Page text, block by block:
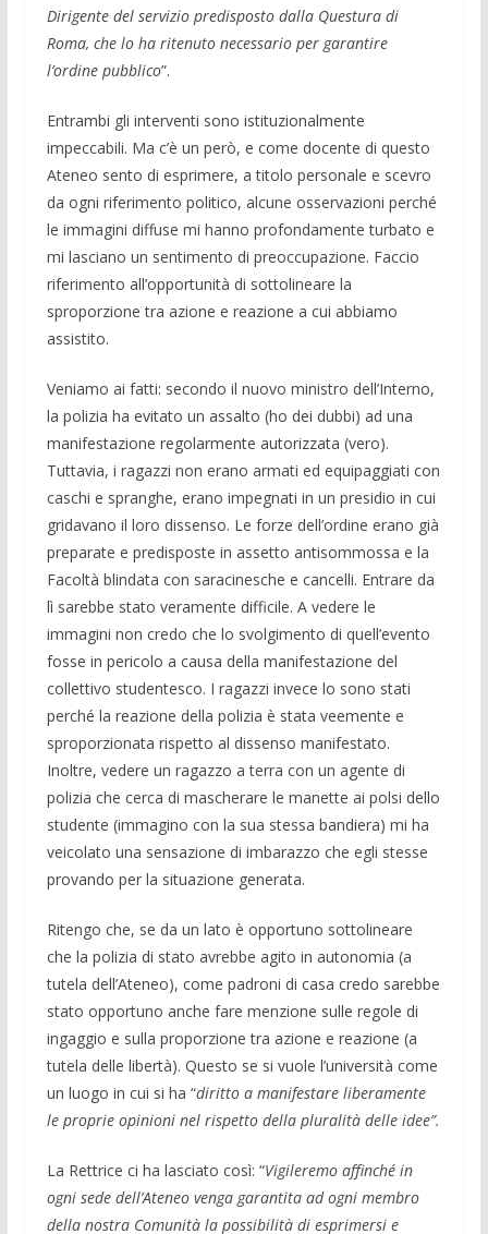
Dirigente del servizio predisposto dalla Questura di
Roma, che lo ha ritenuto necessario per garantire
l’ordine pubblico”.
Entrambi gli interventi sono istituzionalmente
impeccabili. Ma c’è un però, e come docente di questo
Ateneo sento di esprimere, a titolo personale e scevro
da ogni riferimento politico, alcune osservazioni perché
le immagini diffuse mi hanno profondamente turbato e
mi lasciano un sentimento di preoccupazione. Faccio
riferimento all’opportunità di sottolineare la
sproporzione tra azione e reazione a cui abbiamo
assistito.
Veniamo ai fatti: secondo il nuovo ministro dell’Interno,
la polizia ha evitato un assalto (ho dei dubbi) ad una
manifestazione regolarmente autorizzata (vero).
Tuttavia, i ragazzi non erano armati ed equipaggiati con
caschi e spranghe, erano impegnati in un presidio in cui
gridavano il loro dissenso. Le forze dell’ordine erano già
preparate e predisposte in assetto antisommossa e la
Facoltà blindata con saracinesche e cancelli. Entrare da
lì sarebbe stato veramente difficile. A vedere le
immagini non credo che lo svolgimento di quell’evento
fosse in pericolo a causa della manifestazione del
collettivo studentesco. I ragazzi invece lo sono stati
perché la reazione della polizia è stata veemente e
sproporzionata rispetto al dissenso manifestato.
Inoltre, vedere un ragazzo a terra con un agente di
polizia che cerca di mascherare le manette ai polsi dello
studente (immagino con la sua stessa bandiera) mi ha
veicolato una sensazione di imbarazzo che egli stesse
provando per la situazione generata.
Ritengo che, se da un lato è opportuno sottolineare
che la polizia di stato avrebbe agito in autonomia (a
tutela dell’Ateneo), come padroni di casa credo sarebbe
stato opportuno anche fare menzione sulle regole di
ingaggio e sulla proporzione tra azione e reazione (a
tutela delle libertà). Questo se si vuole l’università come
un luogo in cui si ha “diritto a manifestare liberamente
le proprie opinioni nel rispetto della pluralità delle idee”.
La Rettrice ci ha lasciato così: “Vigileremo affinché in
ogni sede dell’Ateneo venga garantita ad ogni membro
della nostra Comunità la possibilità di esprimersi e